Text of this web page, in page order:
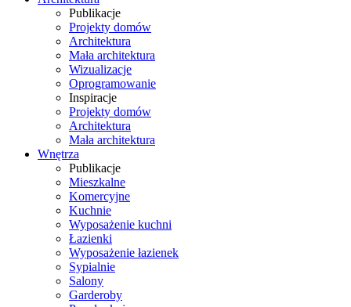
Publikacje
Projekty domów
Architektura
Mała architektura
Wizualizacje
Oprogramowanie
Inspiracje
Projekty domów
Architektura
Mała architektura
Wnętrza
Publikacje
Mieszkalne
Komercyjne
Kuchnie
Wyposażenie kuchni
Łazienki
Wyposażenie łazienek
Sypialnie
Salony
Garderoby